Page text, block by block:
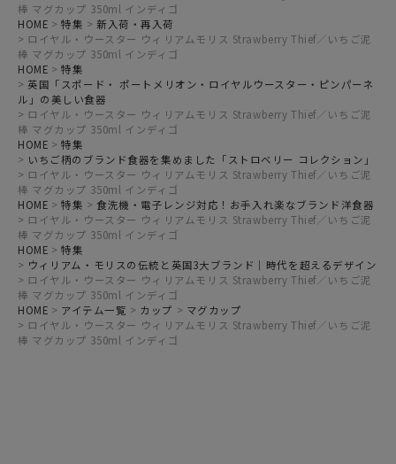
棒 マグカップ 350ml インディゴ
HOME
特集
新入荷・再入荷
ロイヤル・ウースター ウィリアムモリス Strawberry Thief／いちご泥
棒 マグカップ 350ml インディゴ
HOME
特集
英国「スポード・ ポートメリオン・ロイヤルウースター・ピンパーネ
ル」の美しい食器
ロイヤル・ウースター ウィリアムモリス Strawberry Thief／いちご泥
棒 マグカップ 350ml インディゴ
HOME
特集
いちご柄のブランド食器を集めました「ストロベリー コレクション」
ロイヤル・ウースター ウィリアムモリス Strawberry Thief／いちご泥
棒 マグカップ 350ml インディゴ
HOME
特集
食洗機・電子レンジ対応！お手入れ楽なブランド洋食器
ロイヤル・ウースター ウィリアムモリス Strawberry Thief／いちご泥
棒 マグカップ 350ml インディゴ
HOME
特集
ウィリアム・モリスの伝統と英国3大ブランド｜時代を超えるデザイン
ロイヤル・ウースター ウィリアムモリス Strawberry Thief／いちご泥
棒 マグカップ 350ml インディゴ
HOME
アイテム一覧 カップ
マグカップ
ロイヤル・ウースター ウィリアムモリス Strawberry Thief／いちご泥
棒 マグカップ 350ml インディゴ